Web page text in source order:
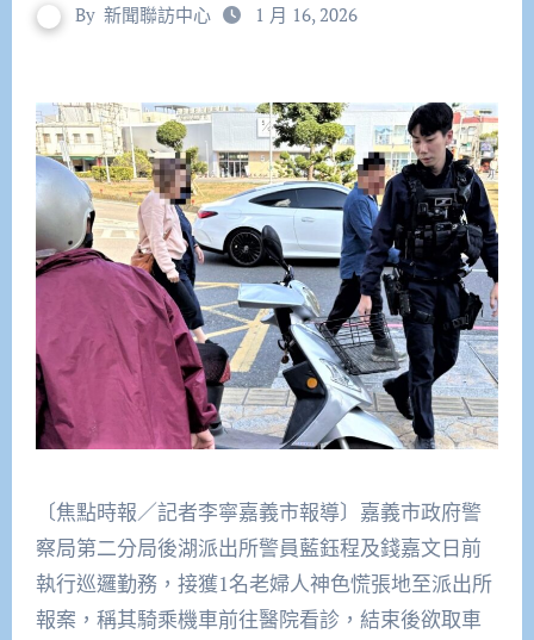
By 新聞聯訪中心 1 月 16, 2026
〔焦點時報／記者李寧嘉義市報導〕嘉義市政府警
察局第二分局後湖派出所警員藍鈺程及錢嘉文日前
執行巡邏勤務，接獲1名老婦人神色慌張地至派出所
報案，稱其騎乘機車前往醫院看診，結束後欲取車